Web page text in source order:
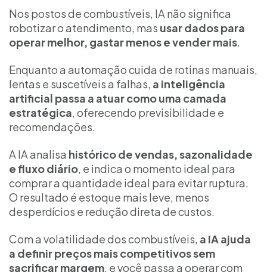
Nos postos de combustíveis, IA não significa
robotizar o atendimento, mas usar dados para
operar melhor, gastar menos e vender mais.
Enquanto a automação cuida de rotinas manuais,
lentas e suscetíveis a falhas, a inteligência
artificial passa a atuar como uma camada
estratégica, oferecendo previsibilidade e
recomendações.
A IA analisa histórico de vendas, sazonalidade
e fluxo diário, e indica o momento ideal para
comprar a quantidade ideal para evitar ruptura.
O resultado é estoque mais leve, menos
desperdícios e redução direta de custos.
Com a volatilidade dos combustíveis, a IA ajuda
a definir preços mais competitivos sem
sacrificar margem, e você passa a operar com